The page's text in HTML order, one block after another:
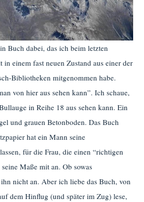
Buch dabei, das ich beim letzten
in einem fast neuen Zustand aus einer der
Bibliotheken mitgenommen habe.
von hier aus sehen kann”. Ich schaue,
in Reihe 18 aus sehen kann. Ein
und grauen Betonboden. Das Buch
hat ein Mann seine
für die Frau, die einen “richtigen
Maße mit an. Ob sowas
nicht an. Aber ich liebe das Buch, von
dem Hinflug (und später im Zug) lese,